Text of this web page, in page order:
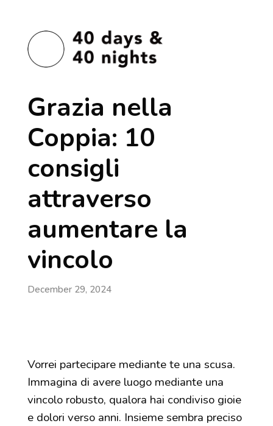
Grazia nella
Coppia: 10
consigli
attraverso
aumentare la
vincolo
December 29, 2024
Vorrei partecipare mediante te una scusa.
Immagina di avere luogo mediante una
vincolo robusto, qualora hai condiviso gioie
e dolori verso anni. Insieme sembra preciso